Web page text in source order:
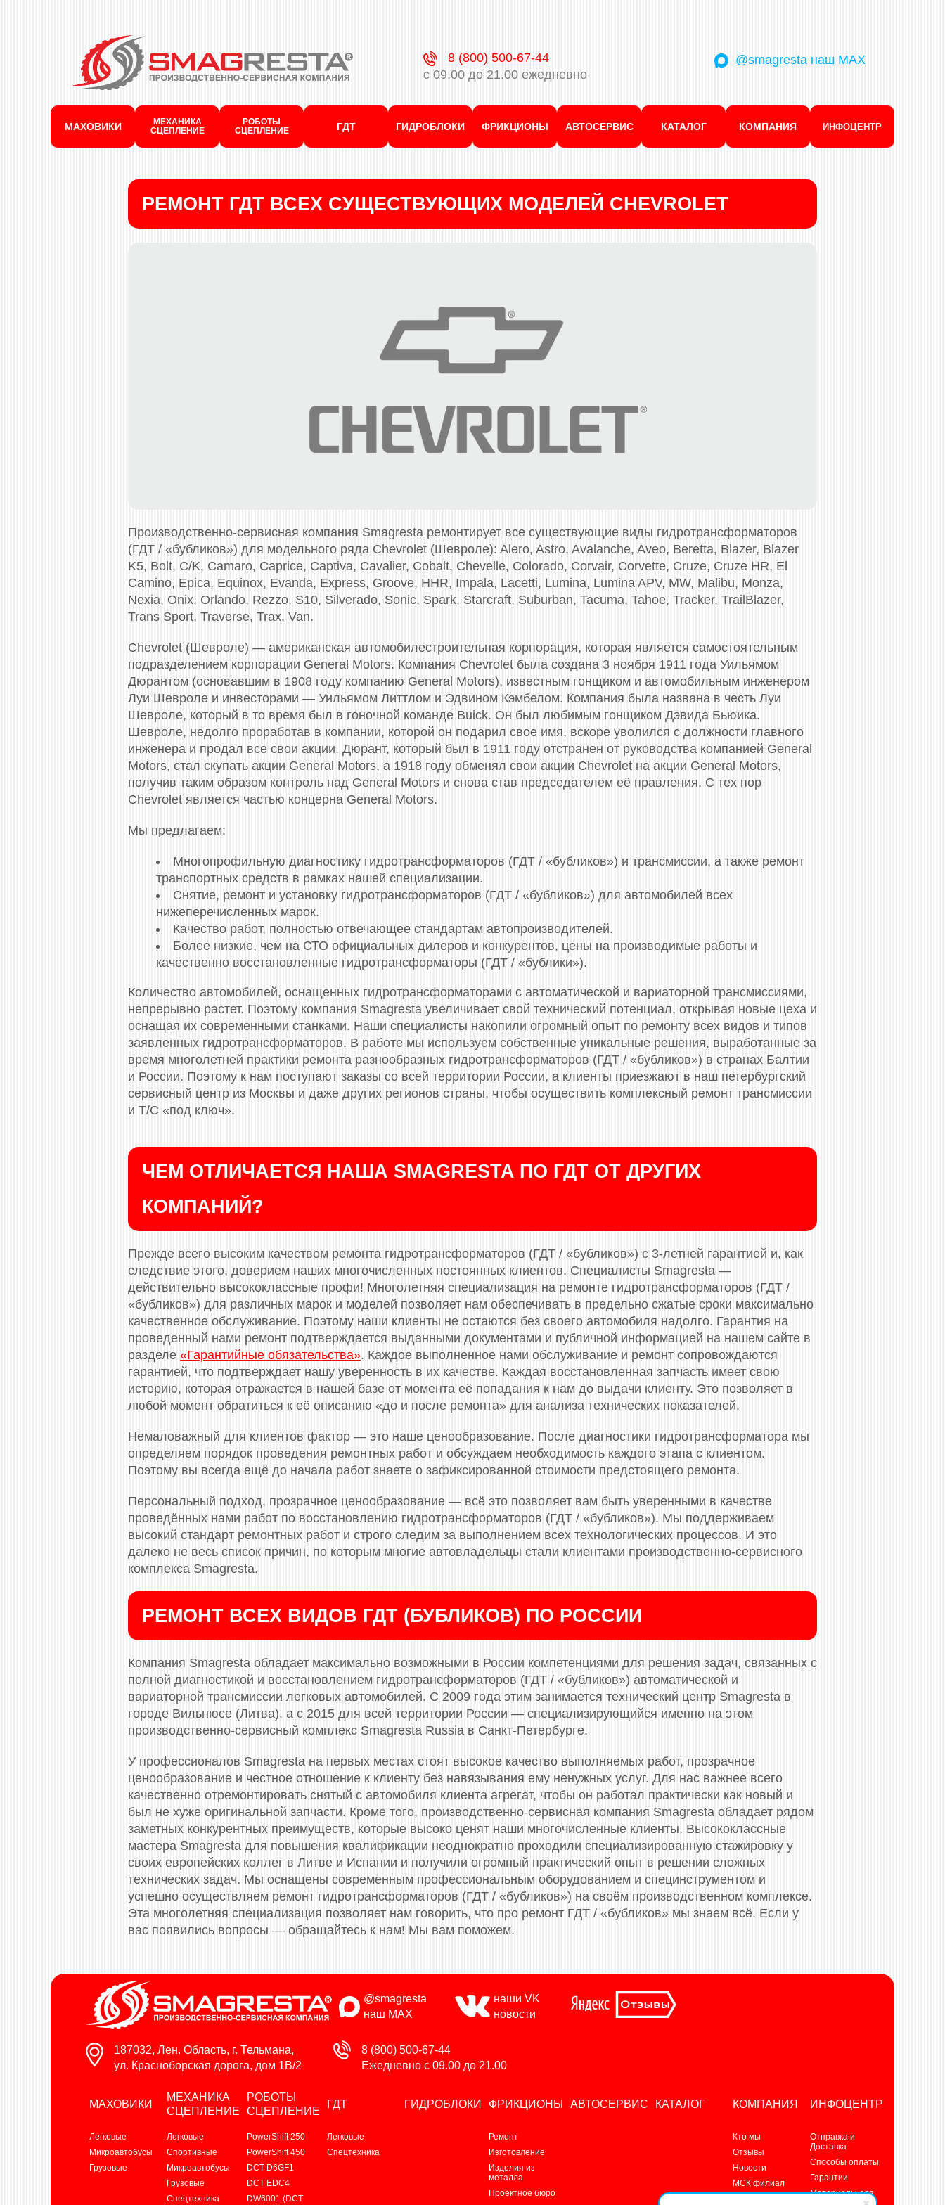
8 (800) 500-67-44
с 09.00 до 21.00 ежедневно
@smagresta наш MAX
МАХОВИКИ
МЕХАНИКА
СЦЕПЛЕНИЕ
РОБОТЫ
СЦЕПЛЕНИЕ
ГДТ ГИДРОБЛОКИ ФРИКЦИОНЫ АВТОСЕРВИС КАТАЛОГ КОМПАНИЯ ИНФОЦЕНТР
РЕМОНТ ГДТ ВСЕХ СУЩЕСТВУЮЩИХ МОДЕЛЕЙ CHEVROLET
Производственно-сервисная компания Smagresta ремонтирует все существующие виды гидротрансформаторов
(ГДТ / «бубликов») для модельного ряда Chevrolet (Шевроле): Alero, Astro, Avalanche, Aveo, Beretta, Blazer, Blazer
K5, Bolt, C/K, Camaro, Caprice, Captiva, Cavalier, Cobalt, Chevelle, Colorado, Corvair, Corvette, Cruze, Cruze HR, El
Camino, Epica, Equinox, Evanda, Express, Groove, HHR, Impala, Lacetti, Lumina, Lumina APV, MW, Malibu, Monza,
Nexia, Onix, Orlando, Rezzo, S10, Silverado, Sonic, Spark, Starcraft, Suburban, Tacuma, Tahoe, Tracker, TrailBlazer,
Trans Sport, Traverse, Trax, Van.
Chevrolet (Шевроле) — американская автомобилестроительная корпорация, которая является самостоятельным
подразделением корпорации General Motors. Компания Chevrolet была создана 3 ноября 1911 года Уильямом
Дюрантом (основавшим в 1908 году компанию General Motors), известным гонщиком и автомобильным инженером
Луи Шевроле и инвесторами — Уильямом Литтлом и Эдвином Кэмбелом. Компания была названа в честь Луи
Шевроле, который в то время был в гоночной команде Buick. Он был любимым гонщиком Дэвида Бьюика.
Шевроле, недолго проработав в компании, которой он подарил свое имя, вскоре уволился с должности главного
инженера и продал все свои акции. Дюрант, который был в 1911 году отстранен от руководства компанией General
Motors, стал скупать акции General Motors, а 1918 году обменял свои акции Chevrolet на акции General Motors,
получив таким образом контроль над General Motors и снова став председателем её правления. С тех пор
Chevrolet является частью концерна General Motors.
Мы предлагаем:
Многопрофильную диагностику гидротрансформаторов (ГДТ / «бубликов») и трансмиссии, а также ремонт
транспортных средств в рамках нашей специализации.
Снятие, ремонт и установку гидротрансформаторов (ГДТ / «бубликов») для автомобилей всех
нижеперечисленных марок.
Качество работ, полностью отвечающее стандартам автопроизводителей.
Более низкие, чем на СТО официальных дилеров и конкурентов, цены на производимые работы и
качественно восстановленные гидротрансформаторы (ГДТ / «бублики»).
Количество автомобилей, оснащенных гидротрансформаторами c автоматической и вариаторной трансмиссиями,
непрерывно растет. Поэтому компания Smagresta увеличивает свой технический потенциал, открывая новые цеха и
оснащая их современными станками. Наши специалисты накопили огромный опыт по ремонту всех видов и типов
заявленных гидротрансформаторов. В работе мы используем собственные уникальные решения, выработанные за
время многолетней практики ремонта разнообразных гидротрансформаторов (ГДТ / «бубликов») в странах Балтии
и России. Поэтому к нам поступают заказы со всей территории России, а клиенты приезжают в наш петербургский
сервисный центр из Москвы и даже других регионов страны, чтобы осуществить комплексный ремонт трансмиссии
и Т/С «под ключ».
ЧЕМ ОТЛИЧАЕТСЯ НАША SMAGRESTA ПО ГДТ ОТ ДРУГИХ
КОМПАНИЙ?
Прежде всего высоким качеством ремонта гидротрансформаторов (ГДТ / «бубликов») с 3-летней гарантией и, как
следствие этого, доверием наших многочисленных постоянных клиентов. Специалисты Smagresta —
действительно высококлассные профи! Многолетняя специализация на ремонте гидротрансформаторов (ГДТ /
«бубликов») для различных марок и моделей позволяет нам обеспечивать в предельно сжатые сроки максимально
качественное обслуживание. Поэтому наши клиенты не остаются без своего автомобиля надолго. Гарантия на
проведенный нами ремонт подтверждается выданными документами и публичной информацией на нашем сайте в
разделе «Гарантийные обязательства». Каждое выполненное нами обслуживание и ремонт сопровождаются
гарантией, что подтверждает нашу уверенность в их качестве. Каждая восстановленная запчасть имеет свою
историю, которая отражается в нашей базе от момента её попадания к нам до выдачи клиенту. Это позволяет в
любой момент обратиться к её описанию «до и после ремонта» для анализа технических показателей.
Немаловажный для клиентов фактор — это наше ценообразование. После диагностики гидротрансформатора мы
определяем порядок проведения ремонтных работ и обсуждаем необходимость каждого этапа с клиентом.
Поэтому вы всегда ещё до начала работ знаете о зафиксированной стоимости предстоящего ремонта.
Персональный подход, прозрачное ценообразование — всё это позволяет вам быть уверенными в качестве
проведённых нами работ по восстановлению гидротрансформаторов (ГДТ / «бубликов»). Мы поддерживаем
высокий стандарт ремонтных работ и строго следим за выполнением всех технологических процессов. И это
далеко не весь список причин, по которым многие автовладельцы стали клиентами производственно-сервисного
комплекса Smagresta.
РЕМОНТ ВСЕХ ВИДОВ ГДТ (БУБЛИКОВ) ПО РОССИИ
Компания Smagresta обладает максимально возможными в России компетенциями для решения задач, связанных с
полной диагностикой и восстановлением гидротрансформаторов (ГДТ / «бубликов») автоматической и
вариаторной трансмиссии легковых автомобилей. С 2009 года этим занимается технический центр Smagresta в
городе Вильнюсе (Литва), а с 2015 для всей территории России — специализирующийся именно на этом
производственно-сервисный комплекс Smagresta Russia в Санкт-Петербурге.
У профессионалов Smagresta на первых местах стоят высокое качество выполняемых работ, прозрачное
ценообразование и честное отношение к клиенту без навязывания ему ненужных услуг. Для нас важнее всего
качественно отремонтировать снятый с автомобиля клиента агрегат, чтобы он работал практически как новый и
был не хуже оригинальной запчасти. Кроме того, производственно-сервисная компания Smagresta обладает рядом
заметных конкурентных преимуществ, которые высоко ценят наши многочисленные клиенты. Высококлассные
мастера Smagresta для повышения квалификации неоднократно проходили специализированную стажировку у
своих европейских коллег в Литве и Испании и получили огромный практический опыт в решении сложных
технических задач. Мы оснащены современным профессиональным оборудованием и специнструментом и
успешно осуществляем ремонт гидротрансформаторов (ГДТ / «бубликов») на своём производственном комплексе.
Эта многолетняя специализация позволяет нам говорить, что про ремонт ГДТ / «бубликов» мы знаем всё. Если у
вас появились вопросы — обращайтесь к нам! Мы вам поможем.
@smagresta
наш MAX
наши VK
новости
187032, Лен. Область, г. Тельмана,
ул. Красноборская дорога, дом 1В/2
8 (800) 500-67-44
Ежедневно с 09.00 до 21.00
МАХОВИКИ
Легковые
Микроавтобусы
Грузовые
МЕХАНИКА
СЦЕПЛЕНИЕ
Легковые
Спортивные
Микроавтобусы
Грузовые
Спецтехника
РОБОТЫ
СЦЕПЛЕНИЕ
PowerShift 250
PowerShift 450
DCT D6GF1
DCT EDC4
DW6001 (DCT
ГДТ
Легковые
Спецтехника
ГИДРОБЛОКИ ФРИКЦИОНЫ
Ремонт
Изготовление
Изделия из
металла
Проектное бюро
АВТОСЕРВИС КАТАЛОГ КОМПАНИЯ
Кто мы
Отзывы
Новости
МСК филиал
ИНФОЦЕНТР
Отправка и
Доставка
Способы оплаты
Гарантии
Материалы для